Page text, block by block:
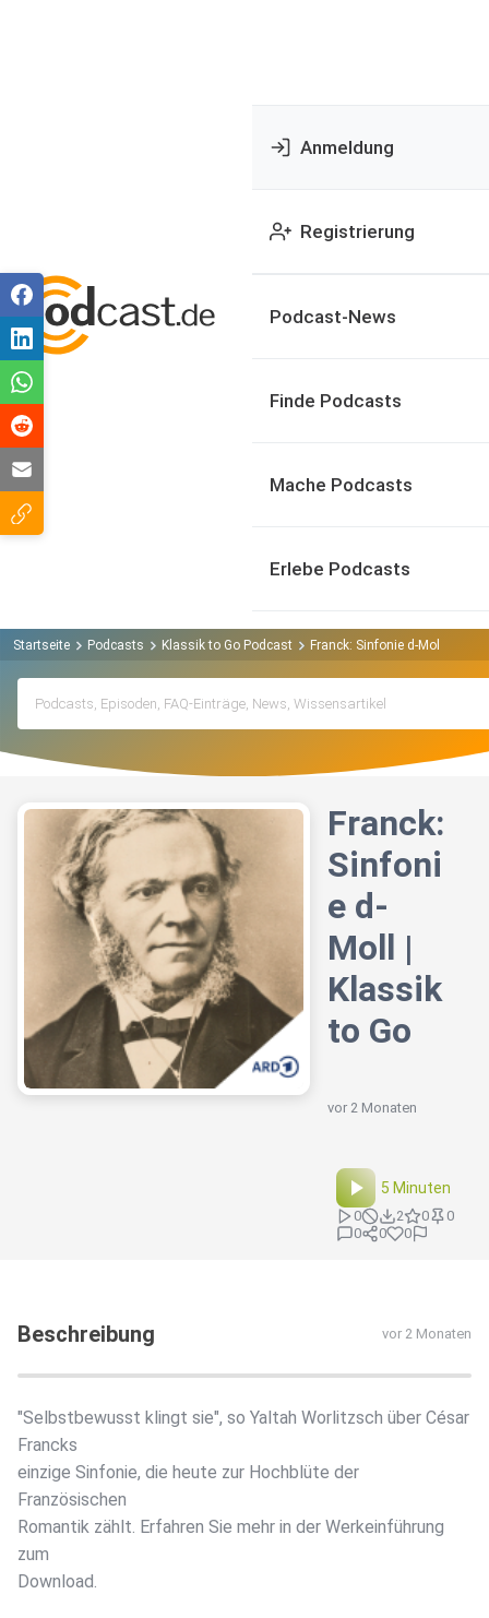
Anmeldung
Registrierung
Podcast-News
Finde Podcasts
Mache Podcasts
Erlebe Podcasts
Startseite Podcasts Klassik to Go Podcast Franck: Sinfonie d-Moll |
Franck:
Sinfoni
e d-
Moll |
Klassik
to Go
vor 2 Monaten
5 Minuten
0 2 0
0
0
0 0
Beschreibung vor 2 Monaten
"Selbstbewusst klingt sie", so Yaltah Worlitzsch über César
Francks
einzige Sinfonie, die heute zur Hochblüte der
Französischen
Romantik zählt. Erfahren Sie mehr in der Werkeinführung
zum
Download.